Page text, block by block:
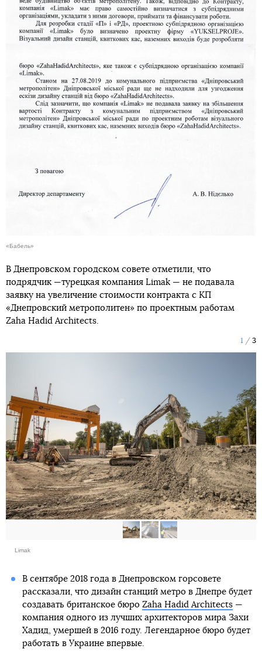
«Бабель»
В Днепровском городском совете отметили, что
подрядчик —турецкая компания Limak — не подавала
заявку на увеличение стоимости контракта с КП
«Днепровский метрополитен» по проектным работам
Zaha Hadid Architects.
1 3
Limak
В сентябре 2018 года в Днепровском горсовете
рассказали, что дизайн станций метро в Днепре будет
создавать британское бюро Zaha Hadid Architects—
компания одного из лучших архитекторов мира Захи
Хадид, умершей в 2016 году. Легендарное бюро будет
работать в Украине впервые.